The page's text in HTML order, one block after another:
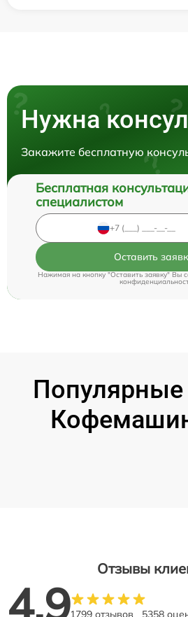
Нужна
Закажите бесплатную
Бесплатная
специалистом
Оставить
Нажимая на кнопку "Оставить заявку" Вы
Отзывы
4.91799 отзывов 5358